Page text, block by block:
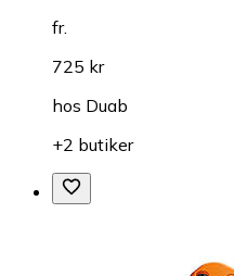
fr.
725 kr
hos Duab
+2 butiker